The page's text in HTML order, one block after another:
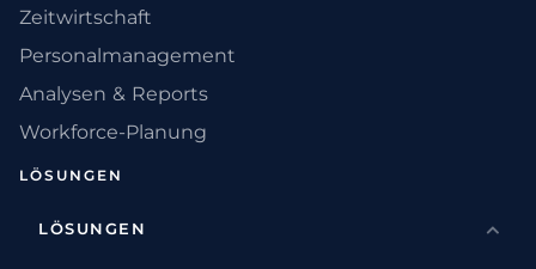
Zeitwirtschaft
Personalmanagement
Analysen & Reports
Workforce-Planung
LÖSUNGEN
LÖSUNGEN